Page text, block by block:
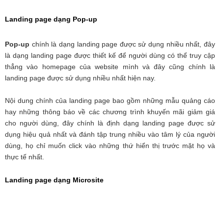
Landing page dạng Pop-up
Pop-up chính là dạng landing page được sử dụng nhiều nhất, đây
là dạng landing page được thiết kế để người dùng có thể truy cập
thẳng vào homepage của website mình và đây cũng chính là
landing page được sử dụng nhiều nhất hiện nay.
Nội dung chính của landing page bao gồm những mẫu quảng cáo
hay những thông báo về các chương trình khuyến mãi giảm giá
cho người dùng, đây chính là định dạng landing page được sử
dụng hiệu quả nhất và đánh tập trung nhiều vào tâm lý của người
dùng, họ chỉ muốn click vào những thứ hiển thị trước mặt họ và
thực tế nhất.
Landing page dạng Microsite